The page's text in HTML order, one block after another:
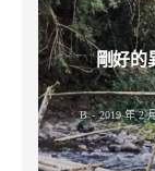
剛好
B 2019 年 2